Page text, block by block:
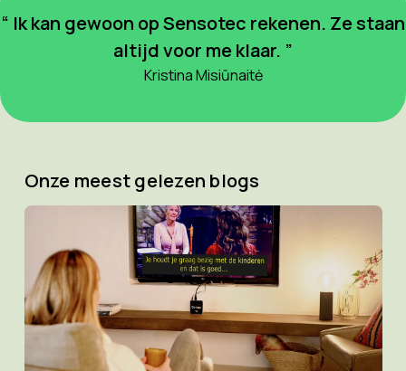
“ Ik kan gewoon op Sensotec rekenen. Ze staan
altijd voor me klaar. ”
Kristina Misiūnaitė
Onze meest gelezen blogs